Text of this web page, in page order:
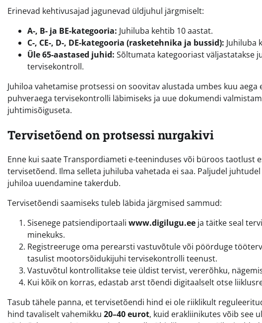
Erinevad kehtivusajad jagunevad üldjuhul järgmiselt:
A-, B- ja BE-kategooria: Juhiluba kehtib 10 aastat.
C-, CE-, D-, DE-kategooria (rasketehnika ja bussid): Juhiluba
Üle 65-aastased juhid: Sõltumata kategooriast väljastatakse
tervisekontroll.
Juhiloa vahetamise protsessi on soovitav alustada umbes kuu
puhveraega tervisekontrolli läbimiseks ja uue dokumendi
juhtimisõiguseta.
Tervisetõend on protsessi nurgakivi
Enne kui saate Transpordiameti e-teeninduses või büroos
tervisetõend. Ilma selleta juhiluba vahetada ei saa. Paljudel
juhiloa uuendamine takerdub.
Tervisetõendi saamiseks tuleb läbida järgmised sammud:
Sisenege patsiendiportaali www.digilugu.ee ja täitke seal
minekuks.
Registreeruge oma perearsti vastuvõtule või pöörduge
tasulist mootorsõidukijuhi tervisekontrolli teenust.
Vastuvõtul kontrollitakse teie üldist tervist, vererõhku,
Kui kõik on korras, edastab arst tõendi digitaalselt otse
Tasub tähele panna, et tervisetõendi hind ei ole riiklikult
hind tavaliselt vahemikku 20–40 eurot, kuid erakliinikutes võib see